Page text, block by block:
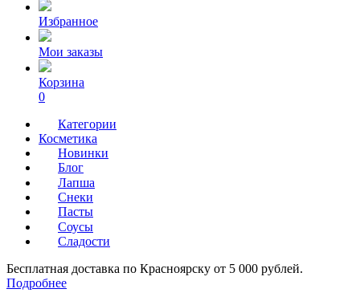
Избранное
Мои заказы
Корзина
0
Категории
Косметика
Новинки
Блог
Лапша
Снеки
Пасты
Соусы
Сладости
Бесплатная доставка по Красноярску от 5 000 рублей.
Подробнее